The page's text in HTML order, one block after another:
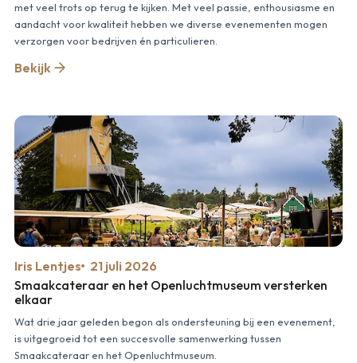
met veel trots op terug te kijken. Met veel passie, enthousiasme en
aandacht voor kwaliteit hebben we diverse evenementen mogen
verzorgen voor bedrijven én particulieren.
Bekijk
Iris Lentjes
21 juli 2026
Smaakcateraar en het Openluchtmuseum versterken
elkaar
Wat drie jaar geleden begon als ondersteuning bij een evenement,
is uitgegroeid tot een succesvolle samenwerking tussen
Smaakcateraar en het Openluchtmuseum.